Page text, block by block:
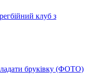
клуб з
бруківку (ФОТО)